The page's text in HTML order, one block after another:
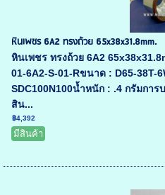
หินเพชร 6A2 ทรงถ้วย 65x38x31.8mm.
หินเพชร ทรงถ้วย 6A2
01-6A2-S-01-Rขนาด : D65-38T-
SDC100N100น้ำหนัก : .4 กรัมการ
สิน...
฿4,392
มีสินค้า